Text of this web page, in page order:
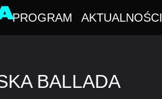
PROGRAM AKTUALNOŚCI
BALLADA